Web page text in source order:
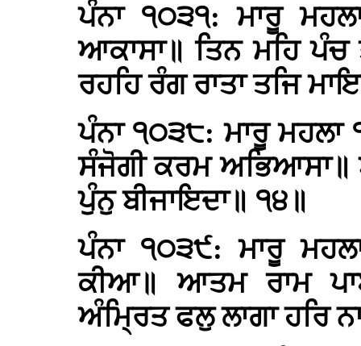
ਪੰਨਾ ੧੦੩੧: ਮਾਰੂ
ਆਕਾਸਾ॥ ਤਿਨ ਮਹਿ ਪੰਚ
ਰਹਹਿ ਰੰਗ ਰਾਤਾ ਤਜਿ
ਪੰਨਾ ੧੦੩੮: ਮਾਰੂ
ਸੰਜੋਗੀ ਕਰਮ ਅਭਿਆਸਾ॥
ਪੁੰਨੁ ਬੀਜਾਇਦਾ॥ ੧੪॥
ਪੰਨਾ ੧੦੩੯: ਮਾਰੂ
ਕੀਆ॥ ਆਤਮ ਰਾਮ
ਅੰਮ੍ਰਿਤ ਫਲੁ ਲਾਗਾ ਹਰਿ